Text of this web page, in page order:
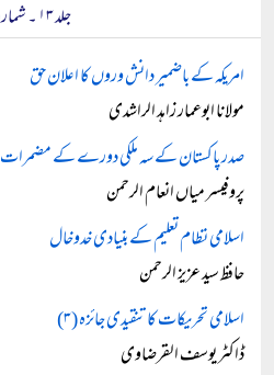
جلد ۱۳ ۔ شمارہ ۸
امریکہ کے باضمیر دانش وروں کا اعلان حق
مولانا ابوعمار زاہد الراشدی
صدر پاکستان کے سہ ملکی دورے کے مضمرات
پروفیسر میاں انعام الرحمن
اسلامی نظام تعلیم کے بنیادی خدوخال
حافظ سید عزیز الرحمن
اسلامی تحریکات کا تنقیدی جائزہ (۳)
ڈاکٹر یوسف القرضاوی